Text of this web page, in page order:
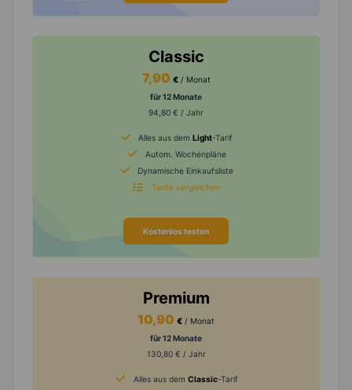
Classic
7,90 € / Monat
für 12 Monate
94,80 € / Jahr
Alles aus dem Light-Tarif
Autom. Wochenpläne
Dynamische Einkaufsliste
Tarife vergleichen
Kostenlos testen
Premium
10,90 € / Monat
für 12 Monate
130,80 € / Jahr
Alles aus dem Classic-Tarif